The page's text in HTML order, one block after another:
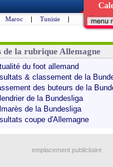
Maroc | Tunisie |
de la rubrique Allemagne
du foot allemand
& classement de la
des buteurs de la
de la Bundesliga
de la Bundesliga
coupe d'Allemagne
emplacement publicitaire